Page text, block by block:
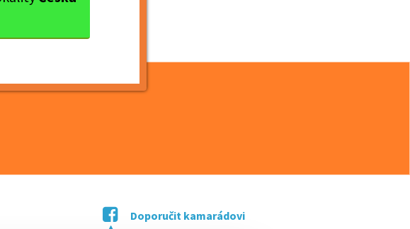
Doporučit kamarádovi